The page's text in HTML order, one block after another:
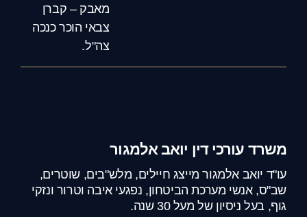
משרד עורכי דין יואב אלמגור
עו"ד יואב אלמגור מייצג חיילים, מלש"בים, שוטרים,
שב"ס, אנשי מערכת הביטחון, נפגעי איבה וטרור ונזקי
גוף, בעל ניסיון של מעל 30 שנה.
מאבק – קברן
צבאי הוכר כנכה
צה"ל.